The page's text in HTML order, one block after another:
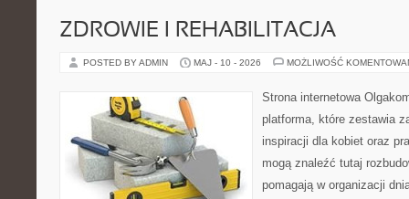
ZDROWIE I REHABILITACJA
POSTED BY ADMIN MAJ - 10 - 2026 MOŻLIWOŚĆ
Strona internetowa
platforma, które zestawia
inspiracji dla kobiet oraz
mogą znaleźć tutaj
pomagają w organizacji